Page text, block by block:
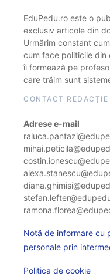
EduPedu.ro este o
exclusiv articole din
Urmărim constant
cum face politicile din
îi formează pe
care trăim sunt
CONTACT REDACȚIE
Adrese e-mail
Notă de informare cu
personale prin
Politica de cookie